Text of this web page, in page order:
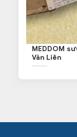
MEDDOM
Văn Liên